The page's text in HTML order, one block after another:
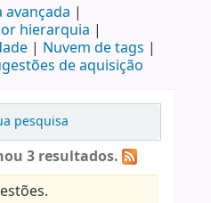
avançada
hierarquia
Nuvem de tags
de aquisição
pesquisa
3 resultados.